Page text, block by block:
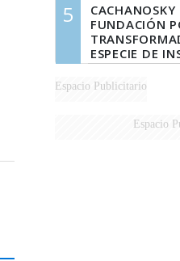
5
FUNDACIÓN
ESPECIE DE
DE MILEI"
Espacio Publicitario
Espacio